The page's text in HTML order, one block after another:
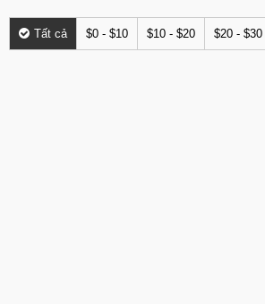
Tất cả $0 - $10 $10 - $20 $20 - $30